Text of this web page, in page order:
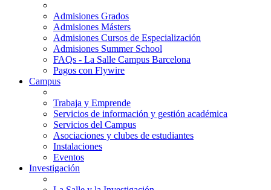
Admisiones Grados
Admisiones Másters
Admisiones Cursos de Especialización
Admisiones Summer School
FAQs - La Salle Campus Barcelona
Pagos con Flywire
Campus
Trabaja y Emprende
Servicios de información y gestión académica
Servicios del Campus
Asociaciones y clubes de estudiantes
Instalaciones
Eventos
Investigación